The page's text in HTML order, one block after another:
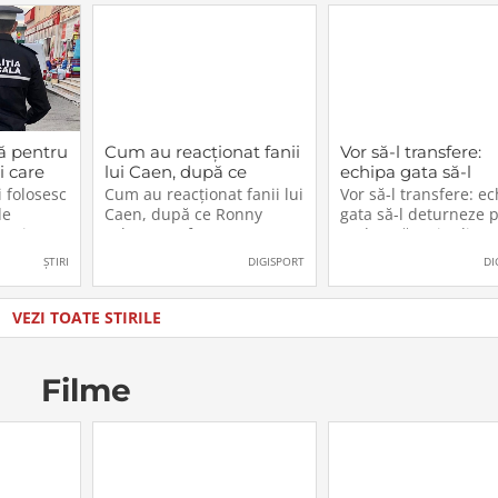
pentru
care
iar
sau
un
în care
ȘTIRI
Cum au reacționat fanii
lui Caen, după ce
Ronny Labonne a fost
prezentat oficial la
FCSB
Cum au reacționat fanii lui
Caen, după ce Ronny
Labonne a fost prezentat
DIGISPORT
Vor să-l transfere:
echipa gata să-l
deturneze pe
Drăgușin din
către Juventus!
Vor să-l transfere:
gata să-l deturneze
Radu Drăgușin din
drumul către
VEZI TOATE STIRILE
Filme